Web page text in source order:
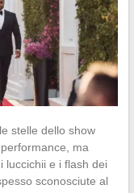
stelle dello show
ma
luccichii e i flash dei
sconosciute al